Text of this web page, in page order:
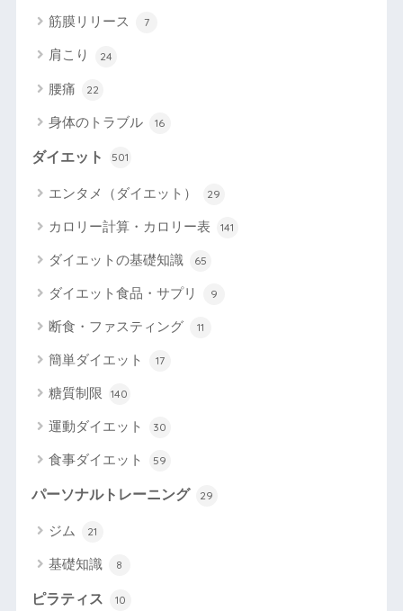
筋膜リリース 7
肩こり 24
腰痛 22
身体のトラブル 16
ダイエット 501
エンタメ（ダイエット） 29
カロリー計算・カロリー表 141
ダイエットの基礎知識 65
ダイエット食品・サプリ 9
断食・ファスティング 11
簡単ダイエット 17
糖質制限 140
運動ダイエット 30
食事ダイエット 59
パーソナルトレーニング 29
ジム 21
基礎知識 8
ピラティス 10